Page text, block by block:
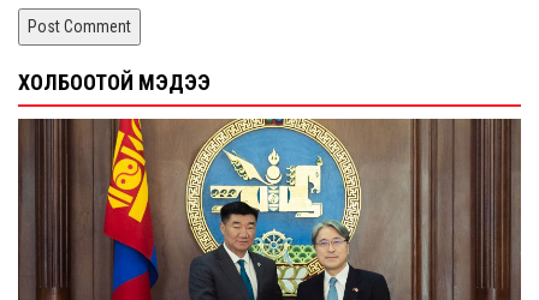
ХОЛБООТОЙ МЭДЭЭ